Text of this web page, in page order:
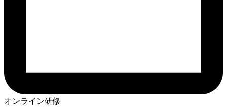
オンライン研修